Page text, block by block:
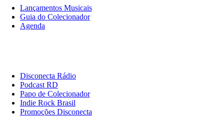
Lançamentos Musicais
Guia do Colecionador
Agenda
Disconecta Rádio
Podcast RD
Papo de Colecionador
Indie Rock Brasil
Promoções Disconecta